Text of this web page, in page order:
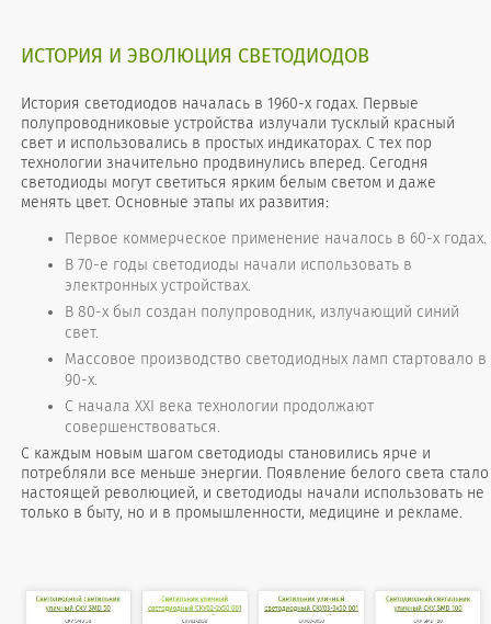
ИСТОРИЯ И ЭВОЛЮЦИЯ СВЕТОДИОДОВ
История светодиодов началась в 1960-х годах. Первые
полупроводниковые устройства излучали тусклый красный
свет и использовались в простых индикаторах. С тех пор
технологии значительно продвинулись вперед. Сегодня
светодиоды могут светиться ярким белым светом и даже
менять цвет. Основные этапы их развития:
Первое коммерческое применение началось в 60-х годах.
В 70-е годы светодиоды начали использовать в
электронных устройствах.
В 80-х был создан полупроводник, излучающий синий
свет.
Массовое производство светодиодных ламп стартовало в
90-х.
С начала XXI века технологии продолжают
совершенствоваться.
С каждым новым шагом светодиоды становились ярче и
потребляли все меньше энергии. Появление белого света стало
настоящей революцией, и светодиоды начали использовать не
только в быту, но и в промышленности, медицине и рекламе.